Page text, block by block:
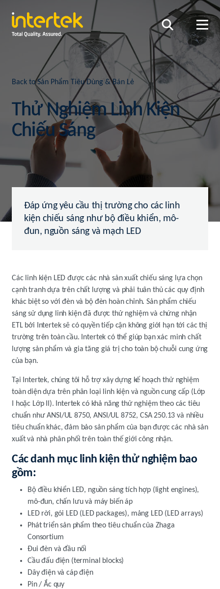
Back to Sản Phẩm Tiêu Dùng & Bán Lẻ
Thử Nghiệm Linh Kiện
Chiếu Sáng
Đáp ứng yêu cầu thị trường cho các linh
kiện chiếu sáng như bộ điều khiển, mô-
đun, nguồn sáng và mạch LED
Các linh kiện LED được các nhà sản xuất chiếu sáng lựa chọn
cạnh tranh dựa trên chất lượng và phải tuân thủ các quy định
khác biệt so với đèn và bộ đèn hoàn chỉnh. Sản phẩm chiếu
sáng sử dụng linh kiện đã được thử nghiệm và chứng nhận
ETL bởi Intertek sẽ có quyền tiếp cận không giới hạn tới các thị
trường trên toàn cầu. Intertek có thể giúp bạn xác minh chất
lượng sản phẩm và gia tăng giá trị cho toàn bộ chuỗi cung ứng
của bạn.
Tại Intertek, chúng tôi hỗ trợ xây dựng kế hoạch thử nghiệm
toàn diện dựa trên phân loại linh kiện và nguồn cung cấp (Lớp
I hoặc Lớp II). Intertek có khả năng thử nghiệm theo các tiêu
chuẩn như ANSI/UL 8750, ANSI/UL 8752, CSA 250.13 và nhiều
tiêu chuẩn khác, đảm bảo sản phẩm của bạn được các nhà sản
xuất và nhà phân phối trên toàn thế giới công nhận.
Các danh mục linh kiện thử nghiệm bao
gồm:
Bộ điều khiển LED, nguồn sáng tích hợp (light engines),
mô-đun, chấn lưu và máy biến áp
LED rời, gói LED (LED packages), mảng LED (LED arrays)
Phát triển sản phẩm theo tiêu chuẩn của Zhaga
Consortium
Đui đèn và đầu nối
Cầu đấu điện (terminal blocks)
Dây điện và cáp điện
Pin / Ắc quy